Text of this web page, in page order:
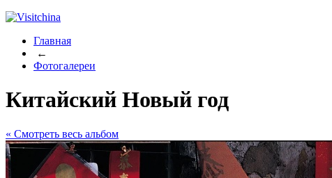
Главная
←
Фотогалереи
Китайский Новый год
« Cмотреть весь альбом